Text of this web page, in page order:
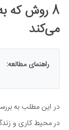
8 روش که
می‌کند
راهنمای مطالعه:
در محیط کاری و